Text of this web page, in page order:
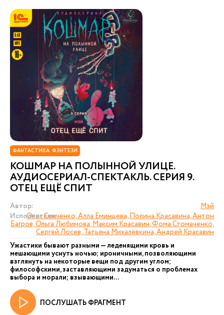
ФАНТАСТИКА. ФЭНТЕЗИ
КОШМАР НА ПОЛЫННОЙ УЛИЦЕ.
АУДИОСЕРИАЛ-СПЕКТАКЛЬ. СЕРИЯ 9.
ОТЕЦ ЕЩЁ СПИТ
Автор:
Мэй
Исполнители:
Олег Сенченко, Алла Еминцева, Полина Красавина, Антон
Багров, Ольга Любимова, Максим Красавин, Фома Стомаченко,
Сергей Лосев, Татьяна Михалёвкина, Андрей Красавин
Ужастики бывают разными — леденящими кровь и
мешающими уснуть ночью; ироничными, позволяющими
взглянуть на некоторые вещи под другим углом;
философскими, заставляющими задуматься о проблемах
выбора и морали; взывающими...
ПОСЛУШАТЬ ФРАГМЕНТ